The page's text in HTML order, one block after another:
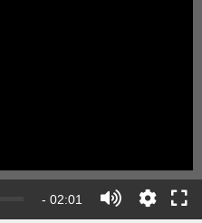
- 02:01